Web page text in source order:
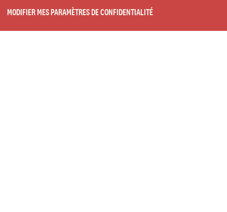
MODIFIER MES PARAMÈTRES DE CONFIDENTIALITÉ